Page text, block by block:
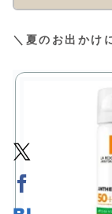
＼夏のお出かけ